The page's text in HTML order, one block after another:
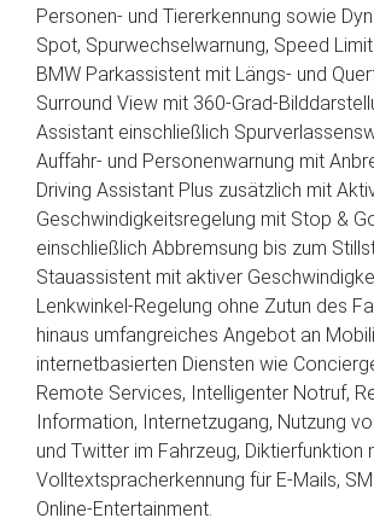
Personen- und Tiererkennung sowie
Spot, Spurwechselwarnung, Speed
BMW Parkassistent mit Längs- und
Surround View mit 360-Grad-
Assistant einschließlich
Auffahr- und Personenwarnung mit
Driving Assistant Plus zusätzlich mit
Geschwindigkeitsregelung mit Stop &
einschließlich Abbremsung bis zum
Stauassistent mit aktiver
Lenkwinkel-Regelung ohne Zutun des
hinaus umfangreiches Angebot an
internetbasierten Diensten wie
Remote Services, Intelligenter Notruf,
Information, Internetzugang, Nutzung
und Twitter im Fahrzeug, Diktierfunktion
Volltextspracherkennung für E-Mails,
Online-Entertainment.